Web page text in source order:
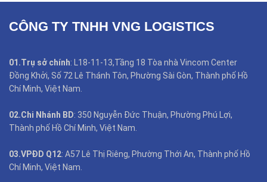
CÔNG TY TNHH VNG LOGISTICS
01.Trụ sở chính: L18-11-13,Tầng 18 Tòa nhà Vincom Center
Đồng Khởi, Số 72 Lê Thánh Tôn, Phường Sài Gòn, Thành phố Hồ
Chí Minh, Việt Nam.
02.Chi Nhánh BD: 350 Nguyễn Đức Thuận, Phường Phú Lợi,
Thành phố Hồ Chí Minh, Việt Nam.
03.VPĐD Q12: A57 Lê Thị Riêng, Phường Thới An, Thành phố Hồ
Chí Minh, Việt Nam.